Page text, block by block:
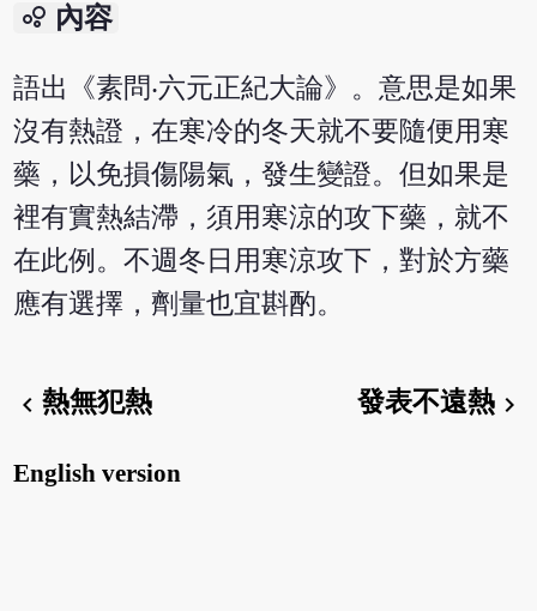
bubble_chart 內容
語出《素問‧六元正紀大論》。意思是如果
沒有熱證，在寒冷的冬天就不要隨便用寒
藥，以免損傷陽氣，發生變證。但如果是
裡有實熱結滯，須用寒涼的攻下藥，就不
在此例。不週冬日用寒涼攻下，對於方藥
應有選擇，劑量也宜斟酌。
chevron_left熱無犯熱 發表不遠熱chevron_right
English version